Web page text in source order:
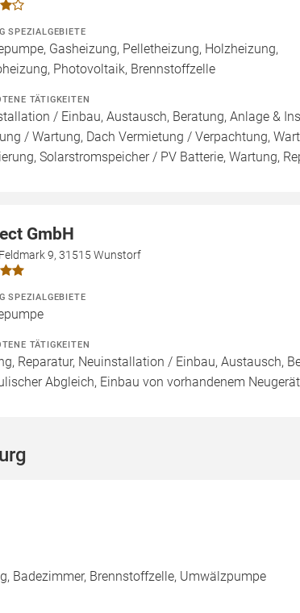
SPEZIALGEBIETE
Gasheizung, Pelletheizung, Holzheizung,
Photovoltaik, Brennstoffzelle
TÄTIGKEITEN
/ Einbau, Austausch, Beratung, Anlage &
/ Wartung, Dach Vermietung / Verpachtung,
Solarstromspeicher / PV Batterie, Wartung,
GmbH
9, 31515 Wunstorf
SPEZIALGEBIETE
TÄTIGKEITEN
Reparatur, Neuinstallation / Einbau, Austausch,
Abgleich, Einbau von vorhandenem Neugerät
Badezimmer, Brennstoffzelle, Umwälzpumpe